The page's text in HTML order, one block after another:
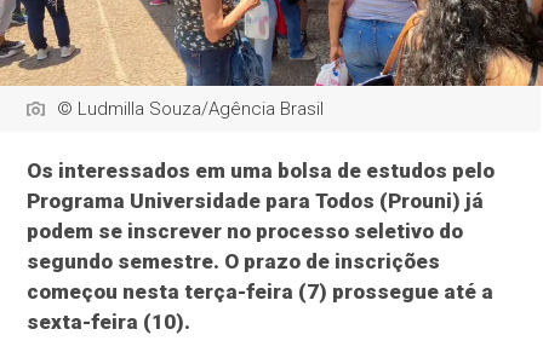
© Ludmilla Souza/Agência Brasil
Os interessados em uma bolsa de estudos pelo
Programa Universidade para Todos (Prouni) já
podem se inscrever no processo seletivo do
segundo semestre. O prazo de inscrições
começou nesta terça-feira (7) prossegue até a
sexta-feira (10).